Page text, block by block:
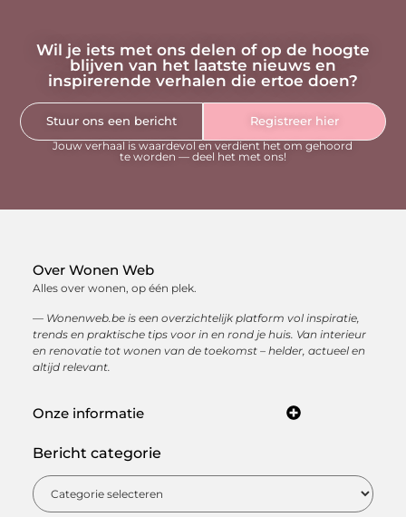
Wil je iets met ons delen of op de hoogte
blijven van het laatste nieuws en
inspirerende verhalen die ertoe doen?
Stuur ons een bericht
Registreer hier
Jouw verhaal is waardevol en verdient het om gehoord
te worden — deel het met ons!
Over Wonen Web
Alles over wonen, op één plek.
— Wonenweb.be is een overzichtelijk platform vol inspiratie,
trends en praktische tips voor in en rond je huis. Van interieur
en renovatie tot wonen van de toekomst – helder, actueel en
altijd relevant.
Onze informatie
Bericht categorie